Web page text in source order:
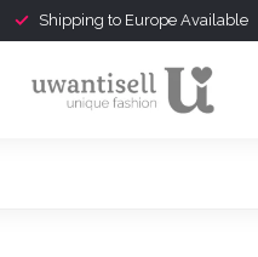
Shipping to Europe Available